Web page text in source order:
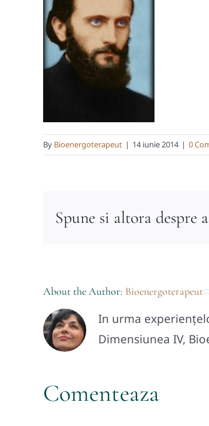
By Bioenergoterapeut | 14 iunie 2014 | 0
Spune si altora despre
About the Author: Bioenergoterapeut
In urma
Dimensiunea IV,
Comenteaza